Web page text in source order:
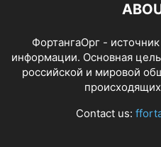
ФортангаОрг -
информации. Основная
российской и мировой
Contact us: